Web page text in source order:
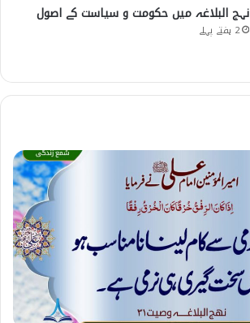
نہج البلاغہ میں حکومت و سیاست کے اصول
2 ہفتے پہلے